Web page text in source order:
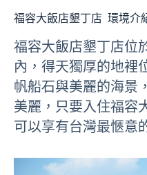
福容大飯店墾丁店 環境介
福容大飯店墾丁店位
內，得天獨厚的地裡
帆船石與美麗的海景
美麗，只要入住福容
可以享有台灣最愜意